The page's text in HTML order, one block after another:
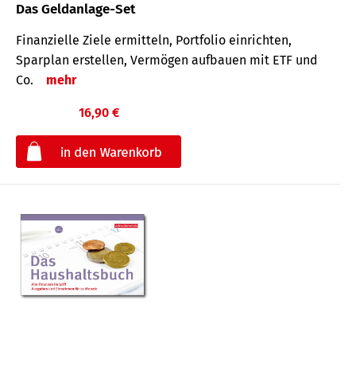
Das Geldanlage-Set
Finanzielle Ziele ermitteln, Portfolio einrichten,
Sparplan erstellen, Vermögen aufbauen mit ETF und
Co.
mehr
16,90 €